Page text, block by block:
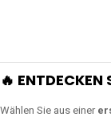
🔥 ENTDECKEN
Wählen Sie aus einer